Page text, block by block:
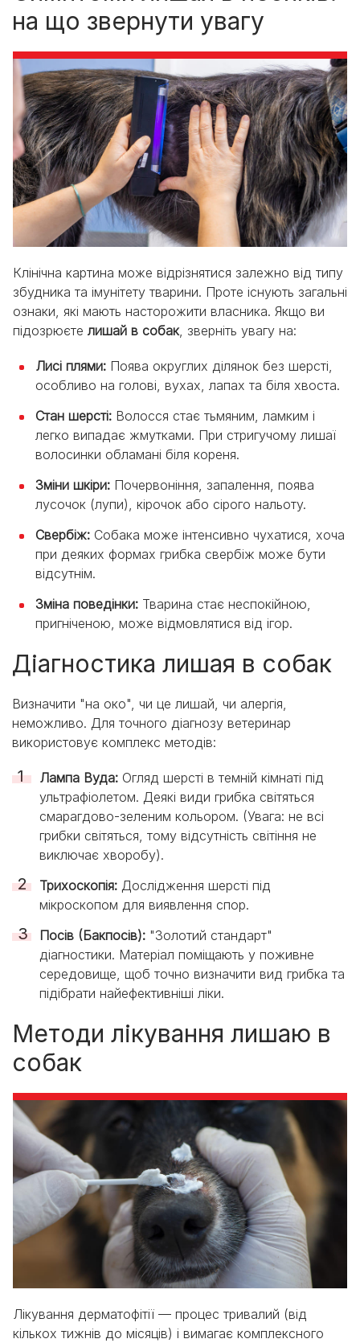
на що звернути увагу
Клінічна картина може відрізнятися залежно від типу
збудника та імунітету тварини. Проте існують загальні
ознаки, які мають насторожити власника. Якщо ви
підозрюєте лишай в собак, зверніть увагу на:
Лисі плями: Поява округлих ділянок без шерсті,
особливо на голові, вухах, лапах та біля хвоста.
Стан шерсті: Волосся стає тьмяним, ламким і
легко випадає жмутками. При стригучому лишаї
волосинки обламані біля кореня.
Зміни шкіри: Почервоніння, запалення, поява
лусочок (лупи), кірочок або сірого нальоту.
Свербіж: Собака може інтенсивно чухатися, хоча
при деяких формах грибка свербіж може бути
відсутнім.
Зміна поведінки: Тварина стає неспокійною,
пригніченою, може відмовлятися від ігор.
Діагностика лишая в собак
Визначити "на око", чи це лишай, чи алергія,
неможливо. Для точного діагнозу ветеринар
використовує комплекс методів:
Лампа Вуда: Огляд шерсті в темній кімнаті під
ультрафіолетом. Деякі види грибка світяться
смарагдово-зеленим кольором. (Увага: не всі
грибки світяться, тому відсутність світіння не
виключає хворобу).
Трихоскопія: Дослідження шерсті під
мікроскопом для виявлення спор.
Посів (Бакпосів): "Золотий стандарт"
діагностики. Матеріал поміщають у поживне
середовище, щоб точно визначити вид грибка та
підібрати найефективніші ліки.
Методи лікування лишаю в
собак
Лікування дерматофітії — процес тривалий (від
кількох тижнів до місяців) і вимагає комплексного